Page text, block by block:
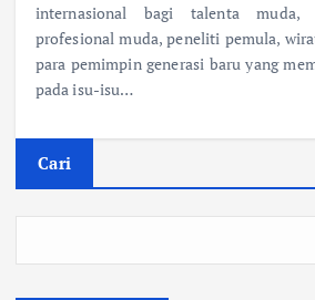
internasional bagi talenta muda,
profesional muda, peneliti pemula,
para pemimpin generasi baru yang
pada isu-isu…
Cari